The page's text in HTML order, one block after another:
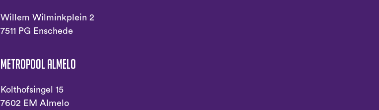
Willem Wilminkplein 2
7511 PG Enschede
Metropool Almelo
Kolthofsingel 15
7602 EM Almelo